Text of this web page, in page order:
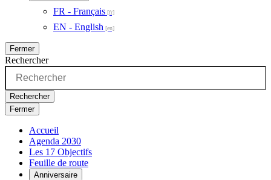
FR - Français
EN - English
Fermer
Rechercher
Rechercher
Fermer
Accueil
Agenda 2030
Les 17 Objectifs
Feuille de route
Anniversaire